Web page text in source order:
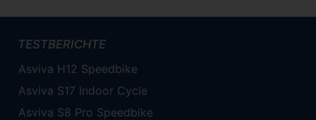
TESTBERICHTE
Asviva H12 Speedbike
Asviva S17 Indoor Cycle
Asviva S8 Pro Speedbike